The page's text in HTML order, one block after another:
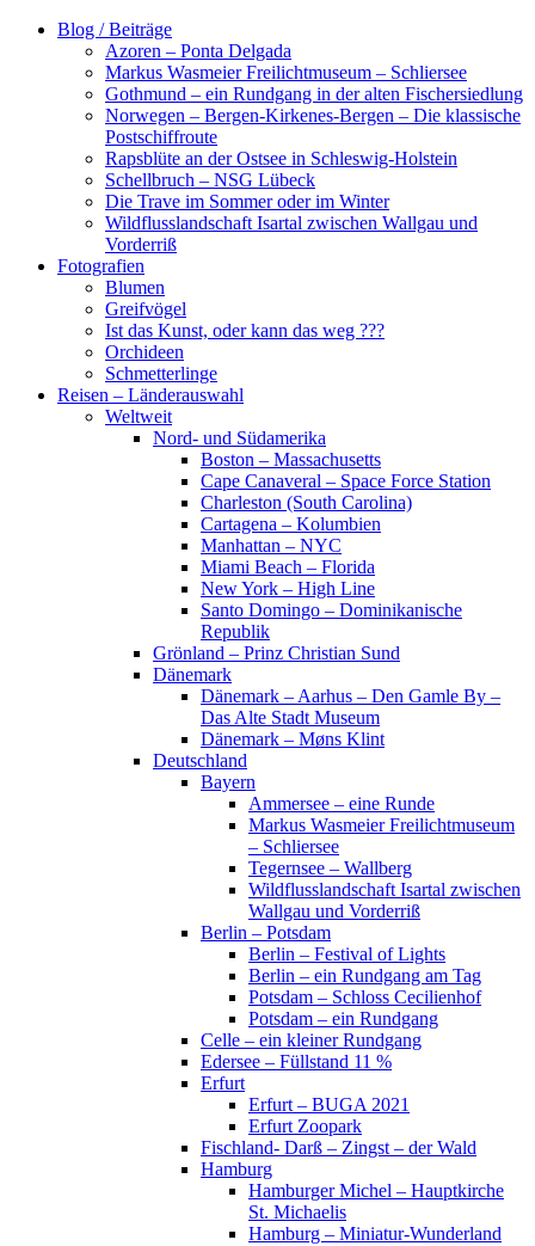
Zum
Blog / Beiträge
Azoren – Ponta Delgada
Markus Wasmeier Freilichtmuseum – Schliersee
Gothmund – ein Rundgang in der alten Fischersiedlung
Norwegen – Bergen-Kirkenes-Bergen – Die klassische
Postschiffroute
Rapsblüte an der Ostsee in Schleswig-Holstein
Schellbruch – NSG Lübeck
Die Trave im Sommer oder im Winter
Wildflusslandschaft Isartal zwischen Wallgau und
Vorderriß
Fotografien
Blumen
Greifvögel
Ist das Kunst, oder kann das weg ???
Orchideen
Schmetterlinge
Reisen – Länderauswahl
Weltweit
Nord- und Südamerika
Boston – Massachusetts
Cape Canaveral – Space Force Station
Charleston (South Carolina)
Cartagena – Kolumbien
Manhattan – NYC
Miami Beach – Florida
New York – High Line
Santo Domingo – Dominikanische
Republik
Grönland – Prinz Christian Sund
Dänemark
Dänemark – Aarhus – Den Gamle By –
Das Alte Stadt Museum
Dänemark – Møns Klint
Deutschland
Bayern
Ammersee – eine Runde
Markus Wasmeier Freilichtmuseum
– Schliersee
Tegernsee – Wallberg
Wildflusslandschaft Isartal zwischen
Wallgau und Vorderriß
Berlin – Potsdam
Berlin – Festival of Lights
Berlin – ein Rundgang am Tag
Potsdam – Schloss Cecilienhof
Potsdam – ein Rundgang
Celle – ein kleiner Rundgang
Edersee – Füllstand 11 %
Erfurt
Erfurt – BUGA 2021
Erfurt Zoopark
Fischland- Darß – Zingst – der Wald
Hamburg
Hamburger Michel – Hauptkirche
St. Michaelis
Hamburg – Miniatur-Wunderland